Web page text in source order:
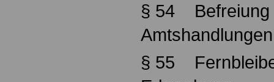
§ 54 Befreiung
Amtshandlungen
§ 55